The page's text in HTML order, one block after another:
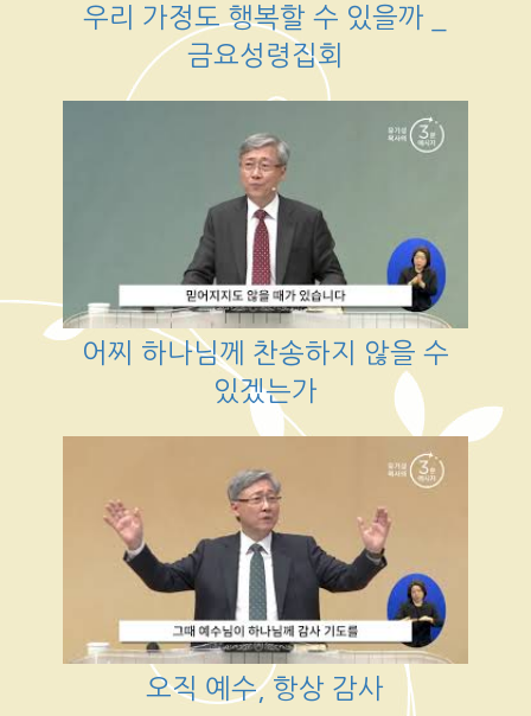
우리 가정도 행복할 수 있을까 _
금요성령집회
어찌 하나님께 찬송하지 않을 수
있겠는가
오직 예수, 항상 감사